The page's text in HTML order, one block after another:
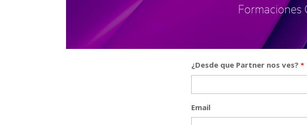
¿Desde que Partner nos ves? *
Email